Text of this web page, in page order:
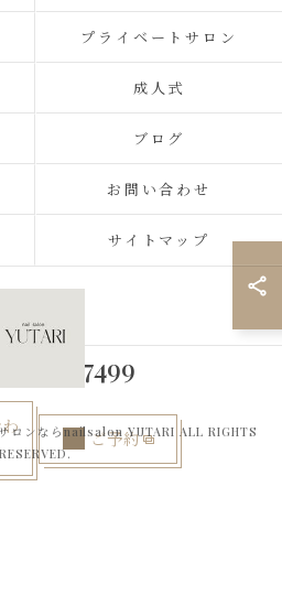
2434-7499
ご予約
プライベートサロン
成人式
ブログ
お問い合わせ
サイトマップ
ロンならnailsalon YUTARI ALL RIGHTS
RESERVED.